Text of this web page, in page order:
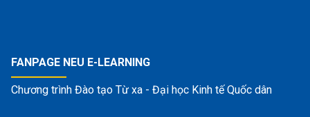
FANPAGE NEU E-LEARNING
Chương trình Đào tạo Từ xa - Đại học Kinh tế Quốc dân